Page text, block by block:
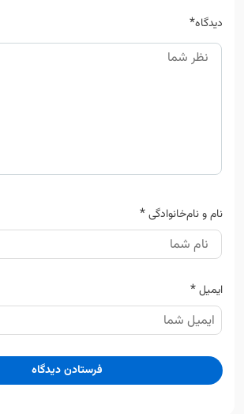
دیدگاه*
نام و نام‌خانوادگی*
ایمیل*